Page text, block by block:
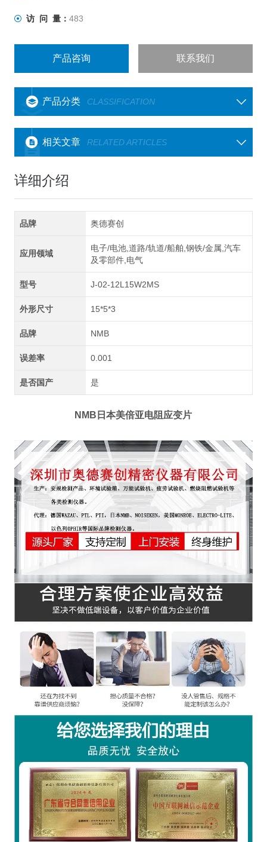
访 问 量： 483
产品咨询 联系我们
产品分类 CLASSIFICATION
相关文章 RELATED ARTICLES
详细介绍
品牌 奥德赛创
应用领域
电子/电池,道路/轨道/船舶,钢铁/金属,汽车
及零部件,电气
型号 J-02-12L15W2MS
外形尺寸 15*5*3
品牌 NMB
误差率 0.001
是否国产 是
NMB日本美倍亚电阻应变片